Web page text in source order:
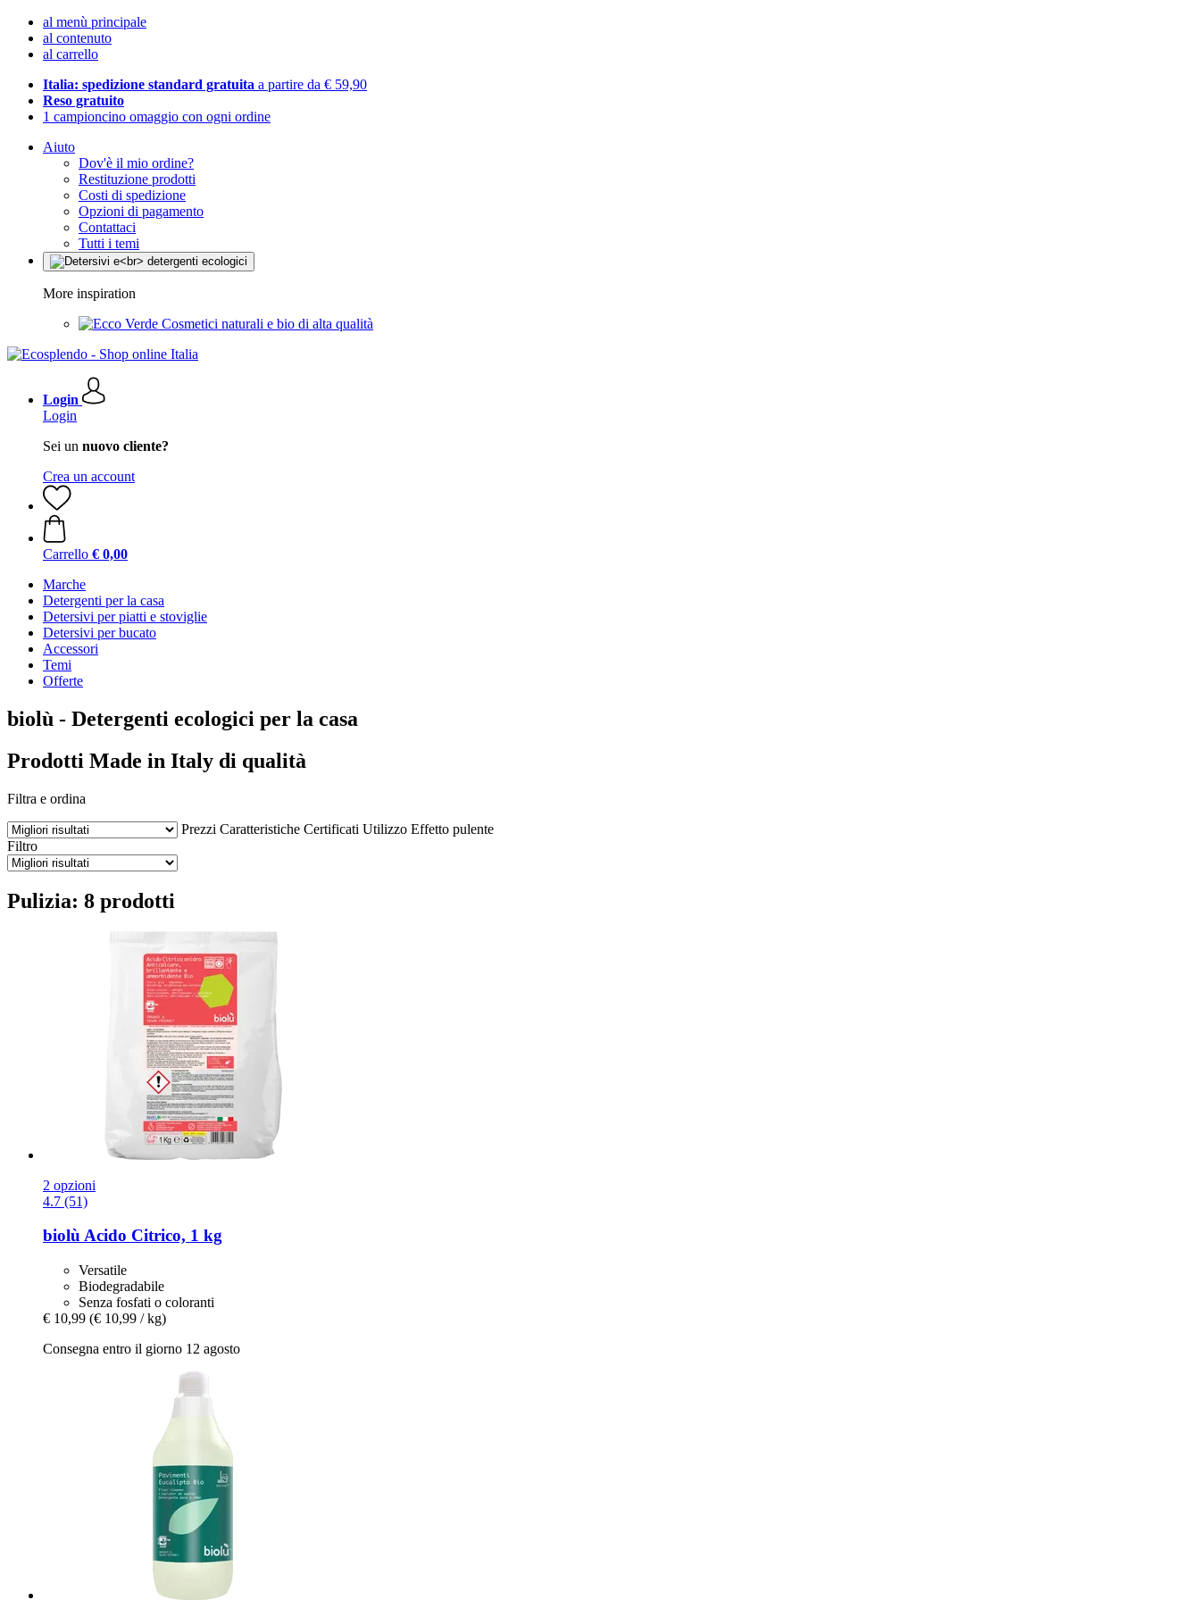
al menù principale
al contenuto
al carrello
Italia: spedizione standard gratuita a partire da € 59,90
Reso gratuito
1 campioncino omaggio con ogni ordine
Aiuto
Dov'è il mio ordine?
Restituzione prodotti
Costi di spedizione
Opzioni di pagamento
Contattaci
Tutti i temi
More inspiration
Cosmetici naturali e bio di alta qualità
Login
Login
Sei un nuovo cliente?
Crea un account
Carrello € 0,00
Marche
Detergenti per la casa
Detersivi per piatti e stoviglie
Detersivi per bucato
Accessori
Temi
Offerte
biolù - Detergenti ecologici per la casa
Prodotti Made in Italy di qualità
Filtra e ordina
Prezzi Caratteristiche Certificati Utilizzo Effetto pulente
Filtro
Pulizia: 8 prodotti
2 opzioni
4.7 (51)
biolù Acido Citrico, 1 kg
Versatile
Biodegradabile
Senza fosfati o coloranti
€ 10,99 (€ 10,99 / kg)
Consegna entro il giorno 12 agosto